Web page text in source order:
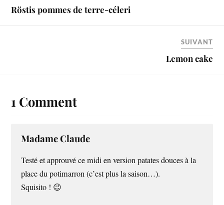
Röstis pommes de terre-céleri
SUIVANT
Lemon cake
1 Comment
Madame Claude
Testé et approuvé ce midi en version patates douces à la
place du potimarron (c’est plus la saison…).
Squisito ! 😉